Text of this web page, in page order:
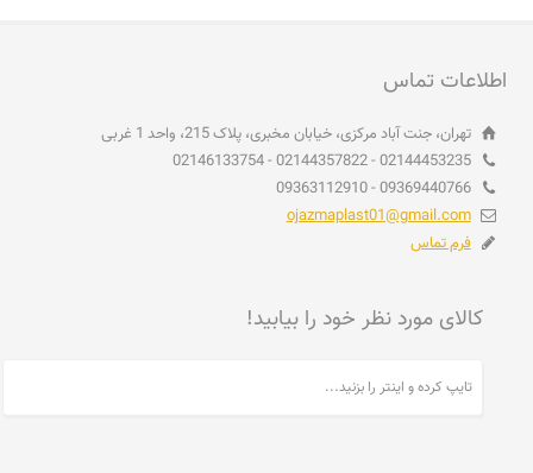
اطلاعات تماس
تهران، جنت آباد مرکزی، خیابان مخبری، پلاک 215، واحد 1 غربی
02144453235 - 02144357822 - 02146133754
09369440766 - 09363112910
ojazmaplast01@gmail.com
فرم تماس
کالای مورد نظر خود را بیابید!